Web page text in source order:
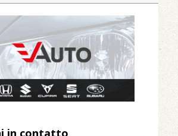
Marazzato
«Misura precauzionale e